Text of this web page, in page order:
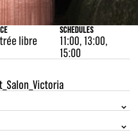
libre
SCHEDULES
11:00, 13:00,
15:00